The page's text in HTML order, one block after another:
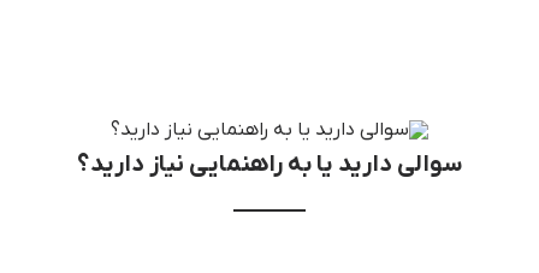
سوالی دارید یا به راهنمایی نیاز دارید؟